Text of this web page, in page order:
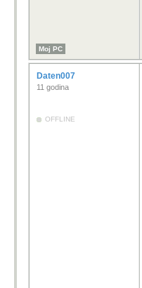
Moj PC
Daten007
11 godina
OFFLINE